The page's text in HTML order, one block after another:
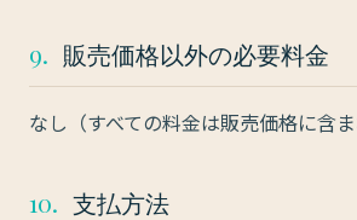
9. 販売価格以外の必要料金
なし（すべての料金は販売価格に含ま
10. 支払方法